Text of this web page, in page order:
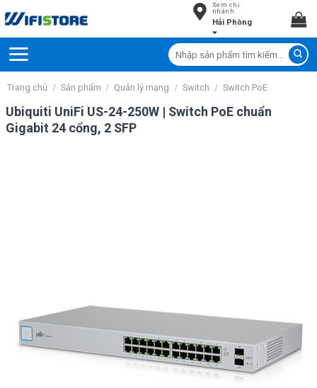
to
Xem chi
nhánh
Hải Phòng
Tìm
kiếm:
Trang chủ / Sản phẩm / Quản lý mạng / Switch / Switch PoE
Ubiquiti UniFi US-24-250W | Switch PoE chuẩn
Gigabit 24 cổng, 2 SFP